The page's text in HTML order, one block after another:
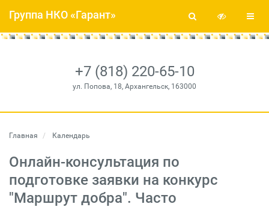
+7 (818) 220-65-10
ул. Попова, 18, Архангельск, 163000
Группа НКО «Гарант»
Главная Календарь
Онлайн-консультация по
подготовке заявки на конкурс
"Маршрут добра". Часто